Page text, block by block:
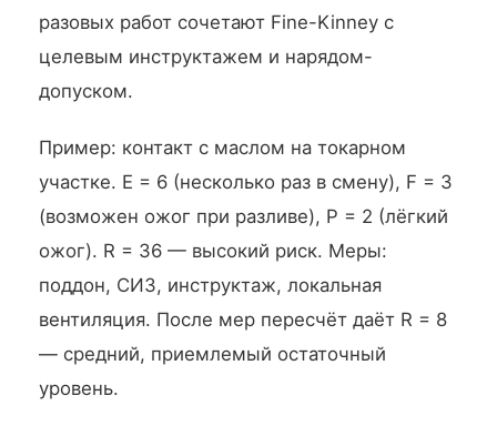
разовых работ сочетают Fine-Kinney с
целевым инструктажем и нарядом-
допуском.
Пример: контакт с маслом на токарном
участке. E = 6 (несколько раз в смену), F = 3
(возможен ожог при разливе), P = 2 (лёгкий
ожог). R = 36 — высокий риск. Меры:
поддон, СИЗ, инструктаж, локальная
вентиляция. После мер пересчёт даёт R = 8
— средний, приемлемый остаточный
уровень.